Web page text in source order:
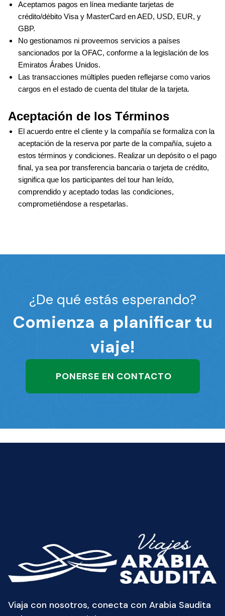
Aceptamos pagos en línea mediante tarjetas de
crédito/débito Visa y MasterCard en AED, USD, EUR, y
GBP.
No gestionamos ni proveemos servicios a países
sancionados por la OFAC, conforme a la legislación de los
Emiratos Árabes Unidos.
Las transacciones múltiples pueden reflejarse como varios
cargos en el estado de cuenta del titular de la tarjeta.
Aceptación de los Términos
El acuerdo entre el cliente y la compañía se formaliza con la
aceptación de la reserva por parte de la compañía, sujeto a
estos términos y condiciones. Realizar un depósito o el pago
final, ya sea por transferencia bancaria o tarjeta de crédito,
significa que los participantes del tour han leído,
comprendido y aceptado todas las condiciones,
comprometiéndose a respetarlas.
¿De qué estás esperando?
Comienza a planificar tu
viaje!
PONERSE EN CONTACTO
Viaja con nosotros, conecta con Arabia Saudita